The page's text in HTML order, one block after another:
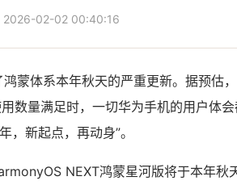
2026-02-02 00:40:16
蒙体系本年秋天的严重更新。据预估
数量满足时，一切华为手机的用户体
新起点，再动身”。
NEXT鸿蒙星河版将于本年秋